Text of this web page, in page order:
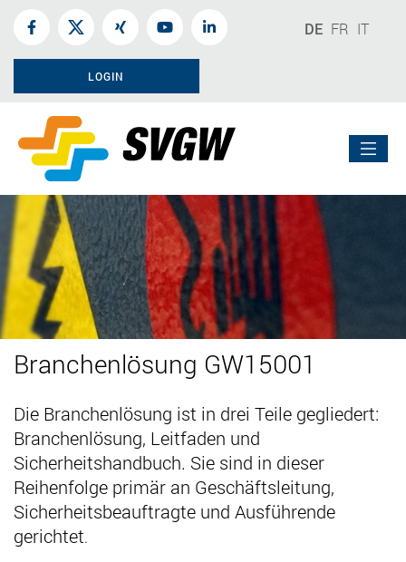
DE FR IT
LOGIN
Branchenlösung GW15001
Die Branchenlösung ist in drei Teile gegliedert:
Branchenlösung, Leitfaden und
Sicherheitshandbuch. Sie sind in dieser
Reihenfolge primär an Geschäftsleitung,
Sicherheitsbeauftragte und Ausführende
gerichtet.